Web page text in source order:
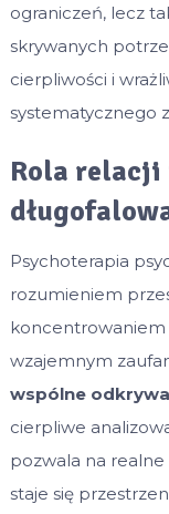
ograniczeń, lecz
skrywanych
cierpliwości i
systematycznego
Rola relacji
Psychoterapia
rozumieniem
koncentrowaniem
wzajemnym
wspólne
cierpliwe
pozwala na
staje się